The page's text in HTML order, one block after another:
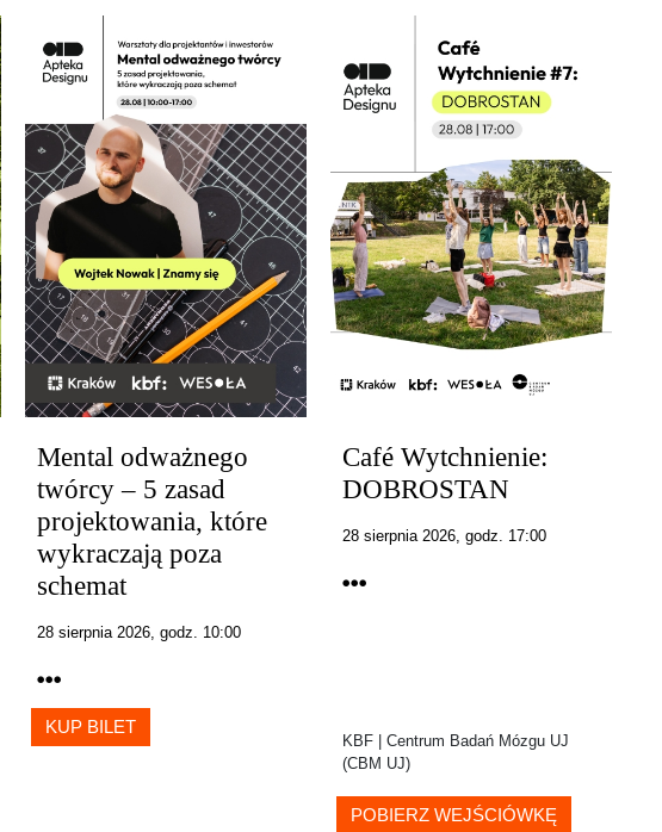
Mental odważnego
twórcy – 5 zasad
projektowania, które
wykraczają poza
schemat
28 sierpnia 2026, godz. 10:00
KUP BILET
Café Wytchnienie:
DOBROSTAN
28 sierpnia 2026, godz. 17:00
KBF | Centrum Badań Mózgu UJ
(CBM UJ)
POBIERZ WEJŚCIÓWKĘ